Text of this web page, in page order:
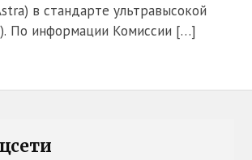
в стандарте ультравысокой
По информации Комиссии […]